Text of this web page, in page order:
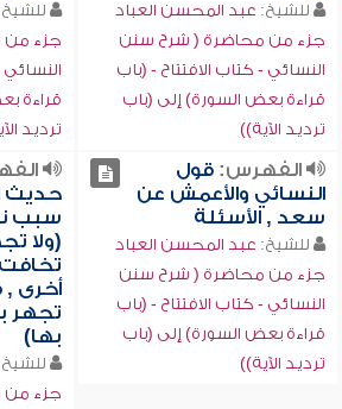
للشيخ: عبد المحسن العباد
جزء من محاضرة ( شرح سنن
النسائي - كتاب الافتتاح - (باب
قراءة بعض السورة) إلى (باب
ترديد الآية))
جزء من
النسائي
قراءة
ترديد
الفهرس:قول
النسائي والأعمش عن
سعد , الأسئلة
للشيخ: عبد المحسن العباد
جزء من محاضرة ( شرح سنن
النسائي - كتاب الافتتاح - (باب
قراءة بعض السورة) إلى (باب
ترديد الآية))
حديث
سبب
(ولا
أخرى ,
تجهر
بها)
جزء من